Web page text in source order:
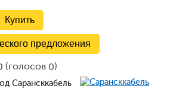
предложения
(голосов 0)
Сарансккабель